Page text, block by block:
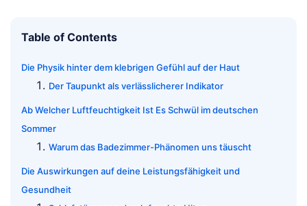
Table of Contents
Die Physik hinter dem klebrigen Gefühl auf der Haut
Der Taupunkt als verlässlicherer Indikator
Ab Welcher Luftfeuchtigkeit Ist Es Schwül im deutschen
Sommer
Warum das Badezimmer-Phänomen uns täuscht
Die Auswirkungen auf deine Leistungsfähigkeit und
Gesundheit